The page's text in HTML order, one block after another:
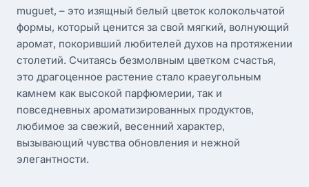
muguet, – это изящный белый цветок колокольчатой
формы, который ценится за свой мягкий, волнующий
аромат, покоривший любителей духов на протяжении
столетий. Считаясь безмолвным цветком счастья,
это драгоценное растение стало краеугольным
камнем как высокой парфюмерии, так и
повседневных ароматизированных продуктов,
любимое за свежий, весенний характер,
вызывающий чувства обновления и нежной
элегантности.